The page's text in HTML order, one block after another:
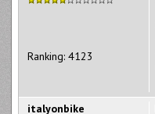
Ranking: 4123
italyonbike